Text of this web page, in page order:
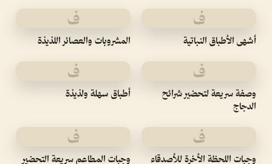
ف
أشهى الأطباق النباتية
ف
المشروبات والعصائر اللذيذة
ف
وصفة سريعة لتحضير شرائح
الدجاج
ف
أطباق سهلة ولذيذة
ف
وجبات اللحظة الأخرة للأصدقاء
ف
وجبات المطاعم سريعة التحضير